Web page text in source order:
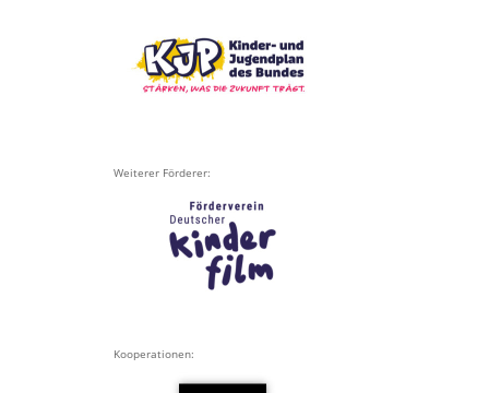
Weiterer Förderer:
Kooperationen: